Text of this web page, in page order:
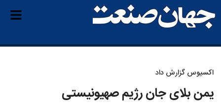
اکسیوس گزارش داد
یمن بلای جان رژیم صهیونیستی